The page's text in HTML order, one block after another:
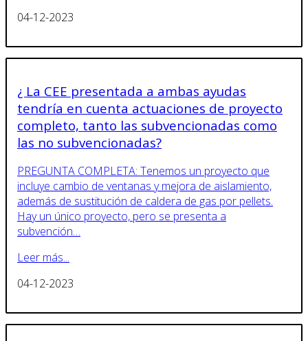
04-12-2023
¿ La CEE presentada a ambas ayudas
tendría en cuenta actuaciones de proyecto
completo, tanto las subvencionadas como
las no subvencionadas?
PREGUNTA COMPLETA: Tenemos un proyecto que
incluye cambio de ventanas y mejora de aislamiento,
además de sustitución de caldera de gas por pellets.
Hay un único proyecto, pero se presenta a
subvención…
Leer más...
04-12-2023